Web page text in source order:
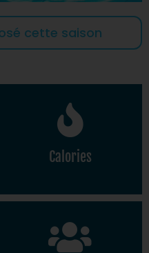
cette saison
Calories
400